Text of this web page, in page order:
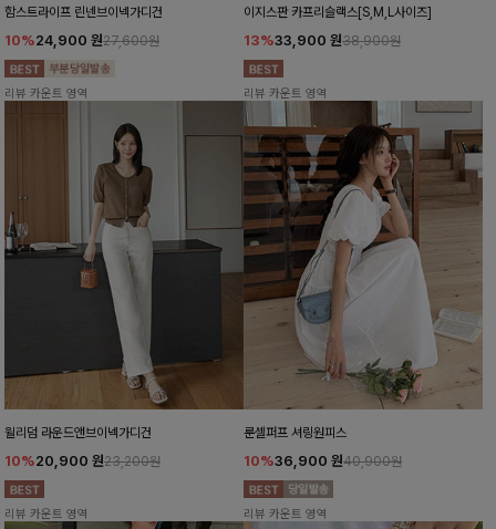
함스트라이프 린넨브이넥가디건
10%24,900 원27,600원
리뷰 카운트 영역
이지스판 카프리슬랙스[S,M,L사이즈]
13%33,900 원38,900원
리뷰 카운트 영역
윌리덤 라운드앤브이넥가디건
10%20,900 원23,200원
리뷰 카운트 영역
룬셀퍼프 셔링원피스
10%36,900 원40,900원
리뷰 카운트 영역